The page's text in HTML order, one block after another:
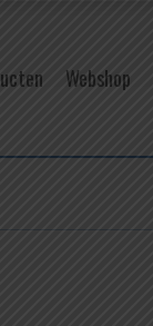
Webshop